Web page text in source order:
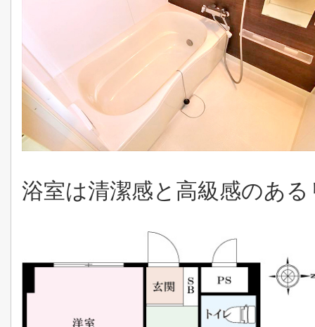
浴室は清潔感と高級感のあ